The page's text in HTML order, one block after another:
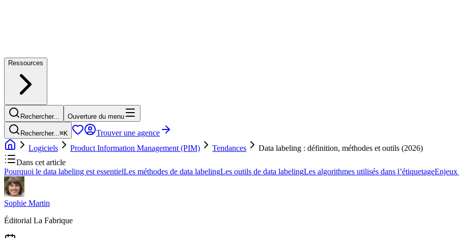
Ressources
Rechercher... Ouverture du menu
Rechercher...⌘K
Trouver une agence
Logiciels
Product Information Management (PIM) Tendances
Data labeling : définition, méthodes et outils (2026)
Dans cet article
Pourquoi le data labeling est essentielLes méthodes de data labelingLes outils de data labelingLes algorithmes utilisés dans l’étiquetageEnjeux
Sophie Martin
Éditorial La Fabrique